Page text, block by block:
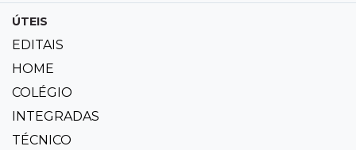
ÚTEIS
EDITAIS
HOME
COLÉGIO
INTEGRADAS
TÉCNICO